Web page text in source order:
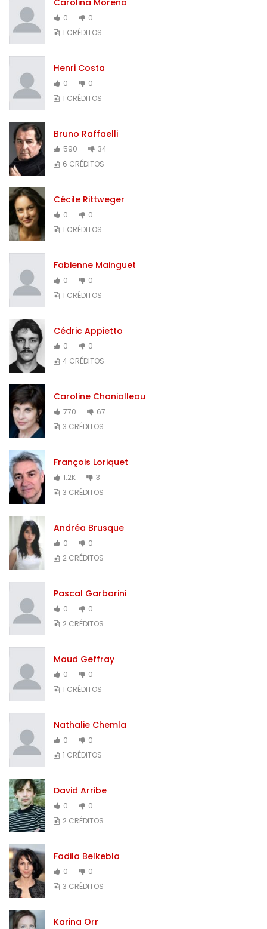
0
0
1 CRÉDITOS
Henri Costa
0
0
1 CRÉDITOS
Bruno Raffaelli
590
34
6 CRÉDITOS
Cécile Rittweger
0
0
1 CRÉDITOS
Fabienne Mainguet
0
0
1 CRÉDITOS
Cédric Appietto
0
0
4 CRÉDITOS
Caroline Chaniolleau
770
67
3 CRÉDITOS
François Loriquet
1.2K
3
3 CRÉDITOS
Andréa Brusque
0
0
2 CRÉDITOS
Pascal Garbarini
0
0
2 CRÉDITOS
Maud Geffray
0
0
1 CRÉDITOS
Nathalie Chemla
0
0
1 CRÉDITOS
David Arribe
0
0
2 CRÉDITOS
Fadila Belkebla
0
0
3 CRÉDITOS
Karina Orr